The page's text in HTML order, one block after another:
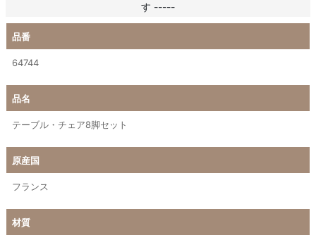
す -----
品番
64744
品名
テーブル・チェア8脚セット
原産国
フランス
材質